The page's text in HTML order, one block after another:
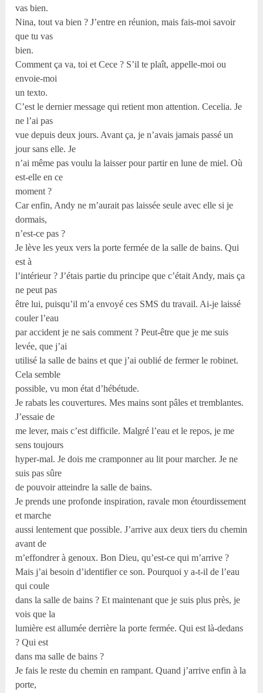
vas bien.
Nina, tout va bien ? J’entre en réunion, mais fais-moi savoir
que tu vas
bien.
Comment ça va, toi et Cece ? S’il te plaît, appelle-moi ou
envoie-moi
un texto.
C’est le dernier message qui retient mon attention. Cecelia. Je
ne l’ai pas
vue depuis deux jours. Avant ça, je n’avais jamais passé un
jour sans elle. Je
n’ai même pas voulu la laisser pour partir en lune de miel. Où
est-elle en ce
moment ?
Car enfin, Andy ne m’aurait pas laissée seule avec elle si je
dormais,
n’est-ce pas ?
Je lève les yeux vers la porte fermée de la salle de bains. Qui
est à
l’intérieur ? J’étais partie du principe que c’était Andy, mais ça
ne peut pas
être lui, puisqu’il m’a envoyé ces SMS du travail. Ai-je laissé
couler l’eau
par accident je ne sais comment ? Peut-être que je me suis
levée, que j’ai
utilisé la salle de bains et que j’ai oublié de fermer le robinet.
Cela semble
possible, vu mon état d’hébétude.
Je rabats les couvertures. Mes mains sont pâles et tremblantes.
J’essaie de
me lever, mais c’est difficile. Malgré l’eau et le repos, je me
sens toujours
hyper-mal. Je dois me cramponner au lit pour marcher. Je ne
suis pas sûre
de pouvoir atteindre la salle de bains.
Je prends une profonde inspiration, ravale mon étourdissement
et marche
aussi lentement que possible. J’arrive aux deux tiers du chemin
avant de
m’effondrer à genoux. Bon Dieu, qu’est-ce qui m’arrive ?
Mais j’ai besoin d’identifier ce son. Pourquoi y a-t-il de l’eau
qui coule
dans la salle de bains ? Et maintenant que je suis plus près, je
vois que la
lumière est allumée derrière la porte fermée. Qui est là-dedans
? Qui est
dans ma salle de bains ?
Je fais le reste du chemin en rampant. Quand j’arrive enfin à la
porte,